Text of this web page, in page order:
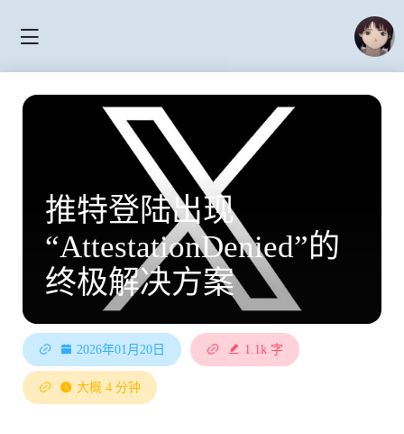
推特登陆出现
“AttestationDenied”的
终极解决方案
2026年01月20日 1.1k 字
大概 4 分钟